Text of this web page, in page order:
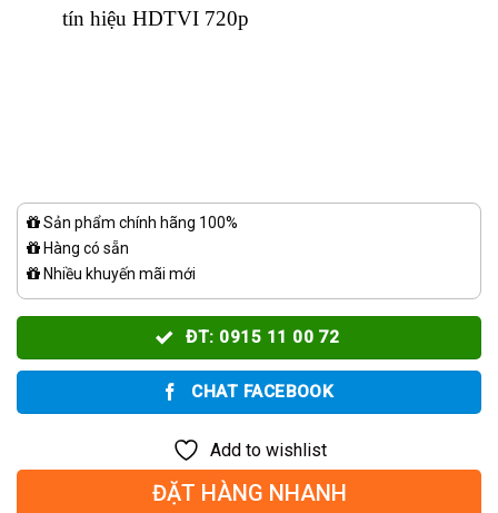
tín hiệu HDTVI 720p
Sản phẩm chính hãng 100%
Hàng có sẵn
Nhiều khuyến mãi mới
ĐT: 0915 11 00 72
CHAT FACEBOOK
Add to wishlist
ĐẶT HÀNG NHANH